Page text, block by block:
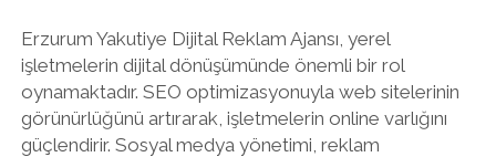
Erzurum Yakutiye Dijital Reklam Ajansı, yerel
işletmelerin dijital dönüşümünde önemli bir rol
oynamaktadır. SEO optimizasyonuyla web sitelerinin
görünürlüğünü artırarak, işletmelerin online varlığını
güçlendirir. Sosyal medya yönetimi, reklam